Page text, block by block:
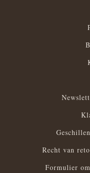
Recht van
Formulier